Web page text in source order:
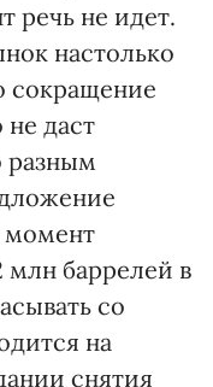
речь не идет.
настолько
сокращение
не даст
разным
момент
млн баррелей в
со
на
снятия